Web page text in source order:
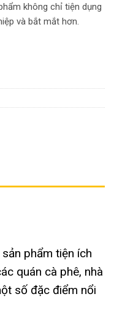
không chỉ tiện dụng
và bắt mắt hơn.
số lượng
phẩm tiện ích
quán cà phê, nhà
số đặc điểm nổi